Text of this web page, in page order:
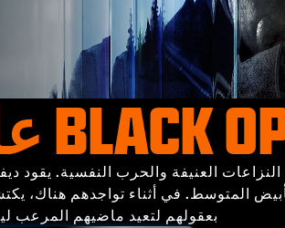
النزاعات العنيفة والحرب
المتوسط. في أثناء تواجدهم
بعقولهم لتعيد ماضيهم المرعب